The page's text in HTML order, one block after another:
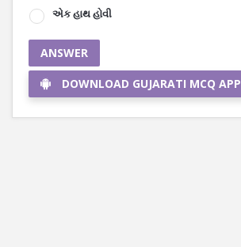
એક હાથ હોવી
ANSWER
DOWNLOAD GUJARATI MCQ APP